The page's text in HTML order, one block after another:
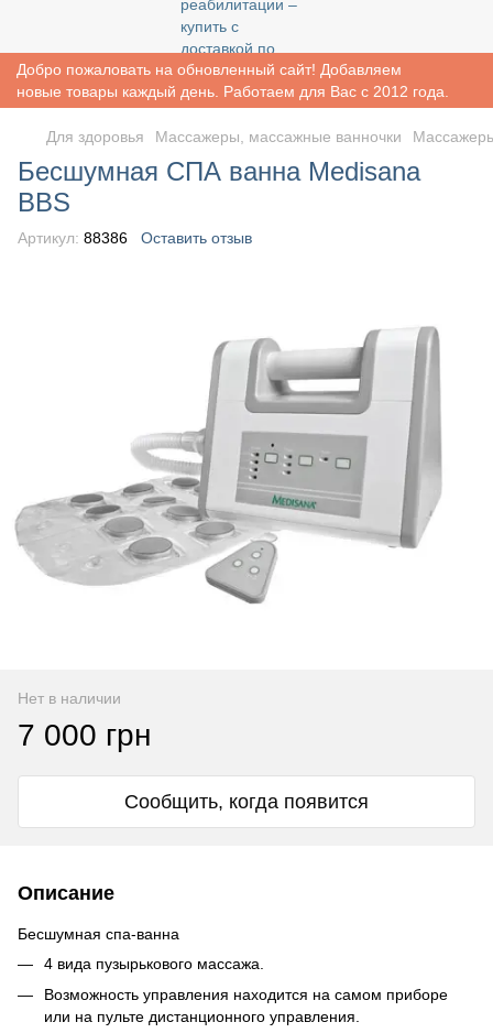
Добро пожаловать на обновленный сайт! Добавляем
новые товары каждый день. Работаем для Вас с 2012 года.
Для здоровья Массажеры, массажные ванночки
Бесшумная СПА ванна Medisana
BBS
Артикул: 88386 Оставить отзыв
Нет в наличии
7 000 грн
Сообщить, когда появится
Описание
Бесшумная спа-ванна
4 вида пузырькового массажа.
Возможность управления находится на самом приборе
или на пульте дистанционного управления.